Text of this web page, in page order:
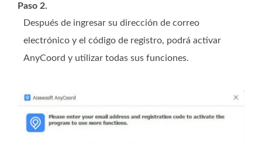
Paso 2.
Después de ingresar su dirección de correo
electrónico y el código de registro, podrá activar
AnyCoord y utilizar todas sus funciones.